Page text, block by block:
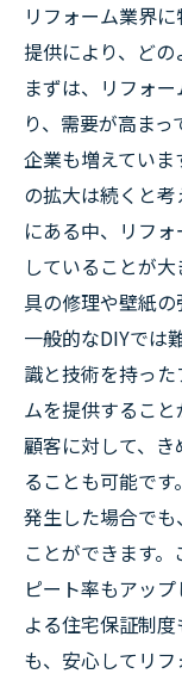
リフォーム業界
提供により、どの
まずは、リフォ
り、需要が高ま
企業も増えてい
の拡大は続くと
にある中、リフ
していることが
具の修理や壁紙の
一般的なDIYでは
識と技術を持っ
ムを提供するこ
顧客に対して、
ることも可能で
発生した場合で
ことができます
ピート率もアッ
よる住宅保証制
も、安心してリ